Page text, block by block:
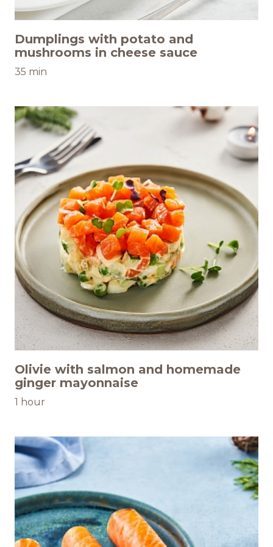
Dumplings with potato and
mushrooms in cheese sauce
35 min
Olivie with salmon and homemade
ginger mayonnaise
1 hour